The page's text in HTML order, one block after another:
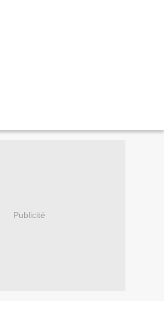
Publicité